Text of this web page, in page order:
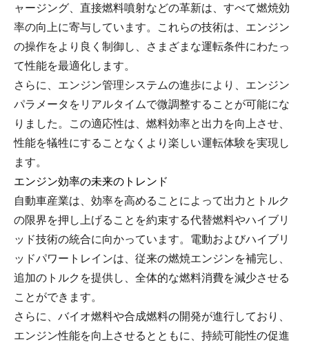
ャージング、直接燃料噴射などの革新は、すべて燃焼効
率の向上に寄与しています。これらの技術は、エンジン
の操作をより良く制御し、さまざまな運転条件にわたっ
て性能を最適化します。
さらに、エンジン管理システムの進歩により、エンジン
パラメータをリアルタイムで微調整することが可能にな
りました。この適応性は、燃料効率と出力を向上させ、
性能を犠牲にすることなくより楽しい運転体験を実現し
ます。
エンジン効率の未来のトレンド
自動車産業は、効率を高めることによって出力とトルク
の限界を押し上げることを約束する代替燃料やハイブリ
ッド技術の統合に向かっています。電動およびハイブリ
ッドパワートレインは、従来の燃焼エンジンを補完し、
追加のトルクを提供し、全体的な燃料消費を減少させる
ことができます。
さらに、バイオ燃料や合成燃料の開発が進行しており、
エンジン性能を向上させるとともに、持続可能性の促進